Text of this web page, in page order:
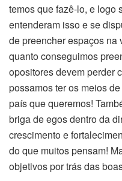
temos que fazê-lo, e logo
entenderam isso e se
de preencher espaços
quanto conseguimos
opositores devem perder
possamos ter os meios
país que queremos!
briga de egos dentro da
crescimento e
do que muitos pensam!
objetivos por trás das